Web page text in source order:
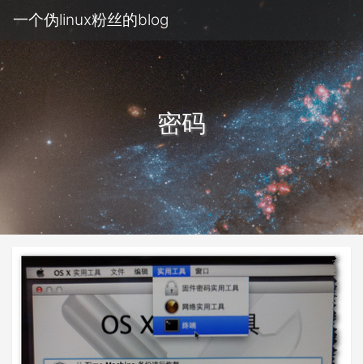
一个伪linux粉丝的blog
密码